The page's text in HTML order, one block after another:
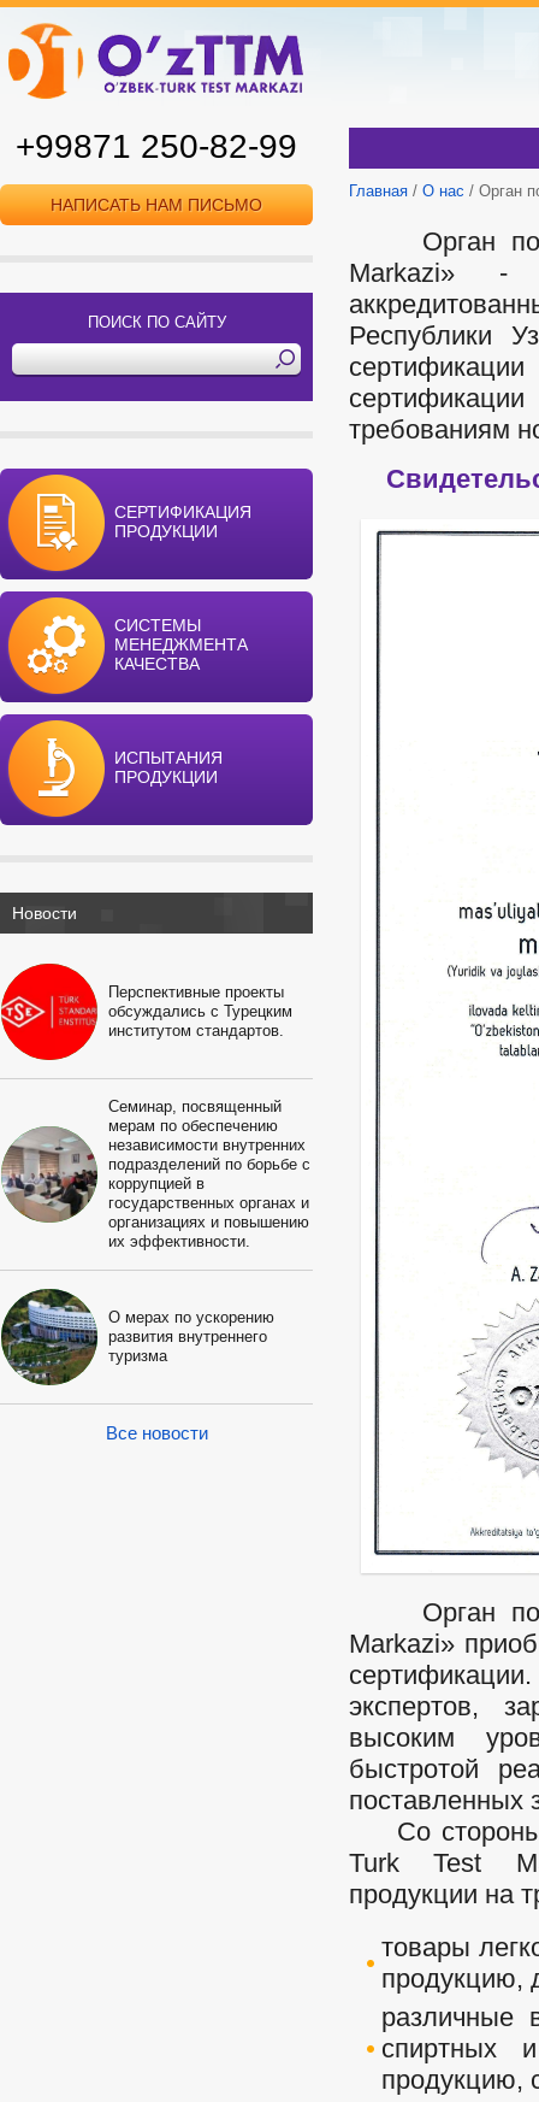
+99871 250-82-99
НАПИСАТЬ НАМ ПИСЬМО
ПОИСК ПО САЙТУ
СЕРТИФИКАЦИЯ
ПРОДУКЦИИ
СИСТЕМЫ
МЕНЕДЖМЕНТА
КАЧЕСТВА
ИСПЫТАНИЯ
ПРОДУКЦИИ
Новости
Перспективные проекты
обсуждались с Турецким
институтом стандартов.
Семинар, посвященный
мерам по обеспечению
независимости внутренних
подразделений по борьбе с
коррупцией в
государственных органах и
организациях и повышению
их эффективности.
О мерах по ускорению
развития внутреннего
туризма
Все новости
Главная / О нас / Орган
Орган
Markazi» -
Республики
требованиям
Орган по
Markazi»
экспертов,
высоким
быстротой
поставленных
Со стороны
Turk Test
продукции на
товары
продукцию,
различные
спиртных
продукцию,